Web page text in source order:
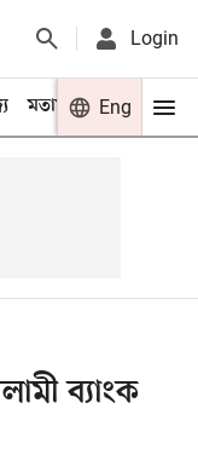
Login
মতামত খেলা
Eng
ব্যাংক